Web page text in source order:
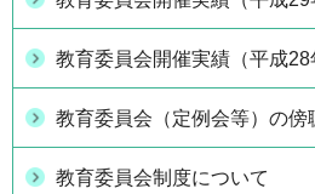
教育委員会開催実績（平成28
教育委員会（定例会等）の傍
教育委員会制度について